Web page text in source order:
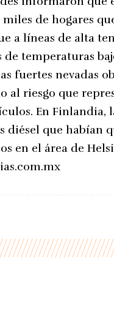
de hogares
a líneas de alta
temperaturas
fuertes nevadas
al riesgo que
En
diésel que habían
en el área de